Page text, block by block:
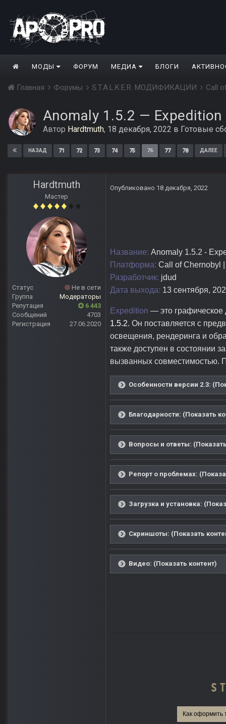
МОДЫ ФОРУМ МЕДИА БЛОГИ
Главная Форумы S.T.A.L.K.E.R. МОДИФИКАЦИИ Call
Anomaly 1.5.2 — Expedition
Автор Hardtmuth, 18 декабря, 2022 в Готовые
НАЗАД 71 72 73 74 75 76 77 78 ДАЛЕЕ
Hardtmuth
Мастер
Статус
Не в сети
Группа
Модераторы
Репутация
6 443
Сообщений
4703
Регистрация
27.06.2020
Опубликовано 18 декабря, 2022
Название: Anomaly 1.5.2 -
Платформа: Call of Chernobyl
Разработчик: jdud
Дата выхода: 13 сентября,
Expedition — это графическое
1.5.2. Он поставляется с
освещения, рендеринга и
также доступен в состоянии
вызванных совместимостью.
Особенности версии 2.3:
Благодарности: (Показать
Вопросы и ответы:
Репорт о проблемах:
Загрузка и установка:
Скриншоты: (Показать
Видео: (Показать контент)
Как оформить